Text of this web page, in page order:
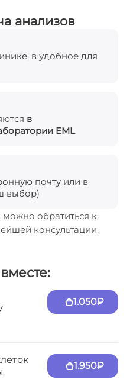
анализов
в удобное для
в
EML
почту или в
выбор)
можно обратиться к
консультации.
1.050₽
1.950₽